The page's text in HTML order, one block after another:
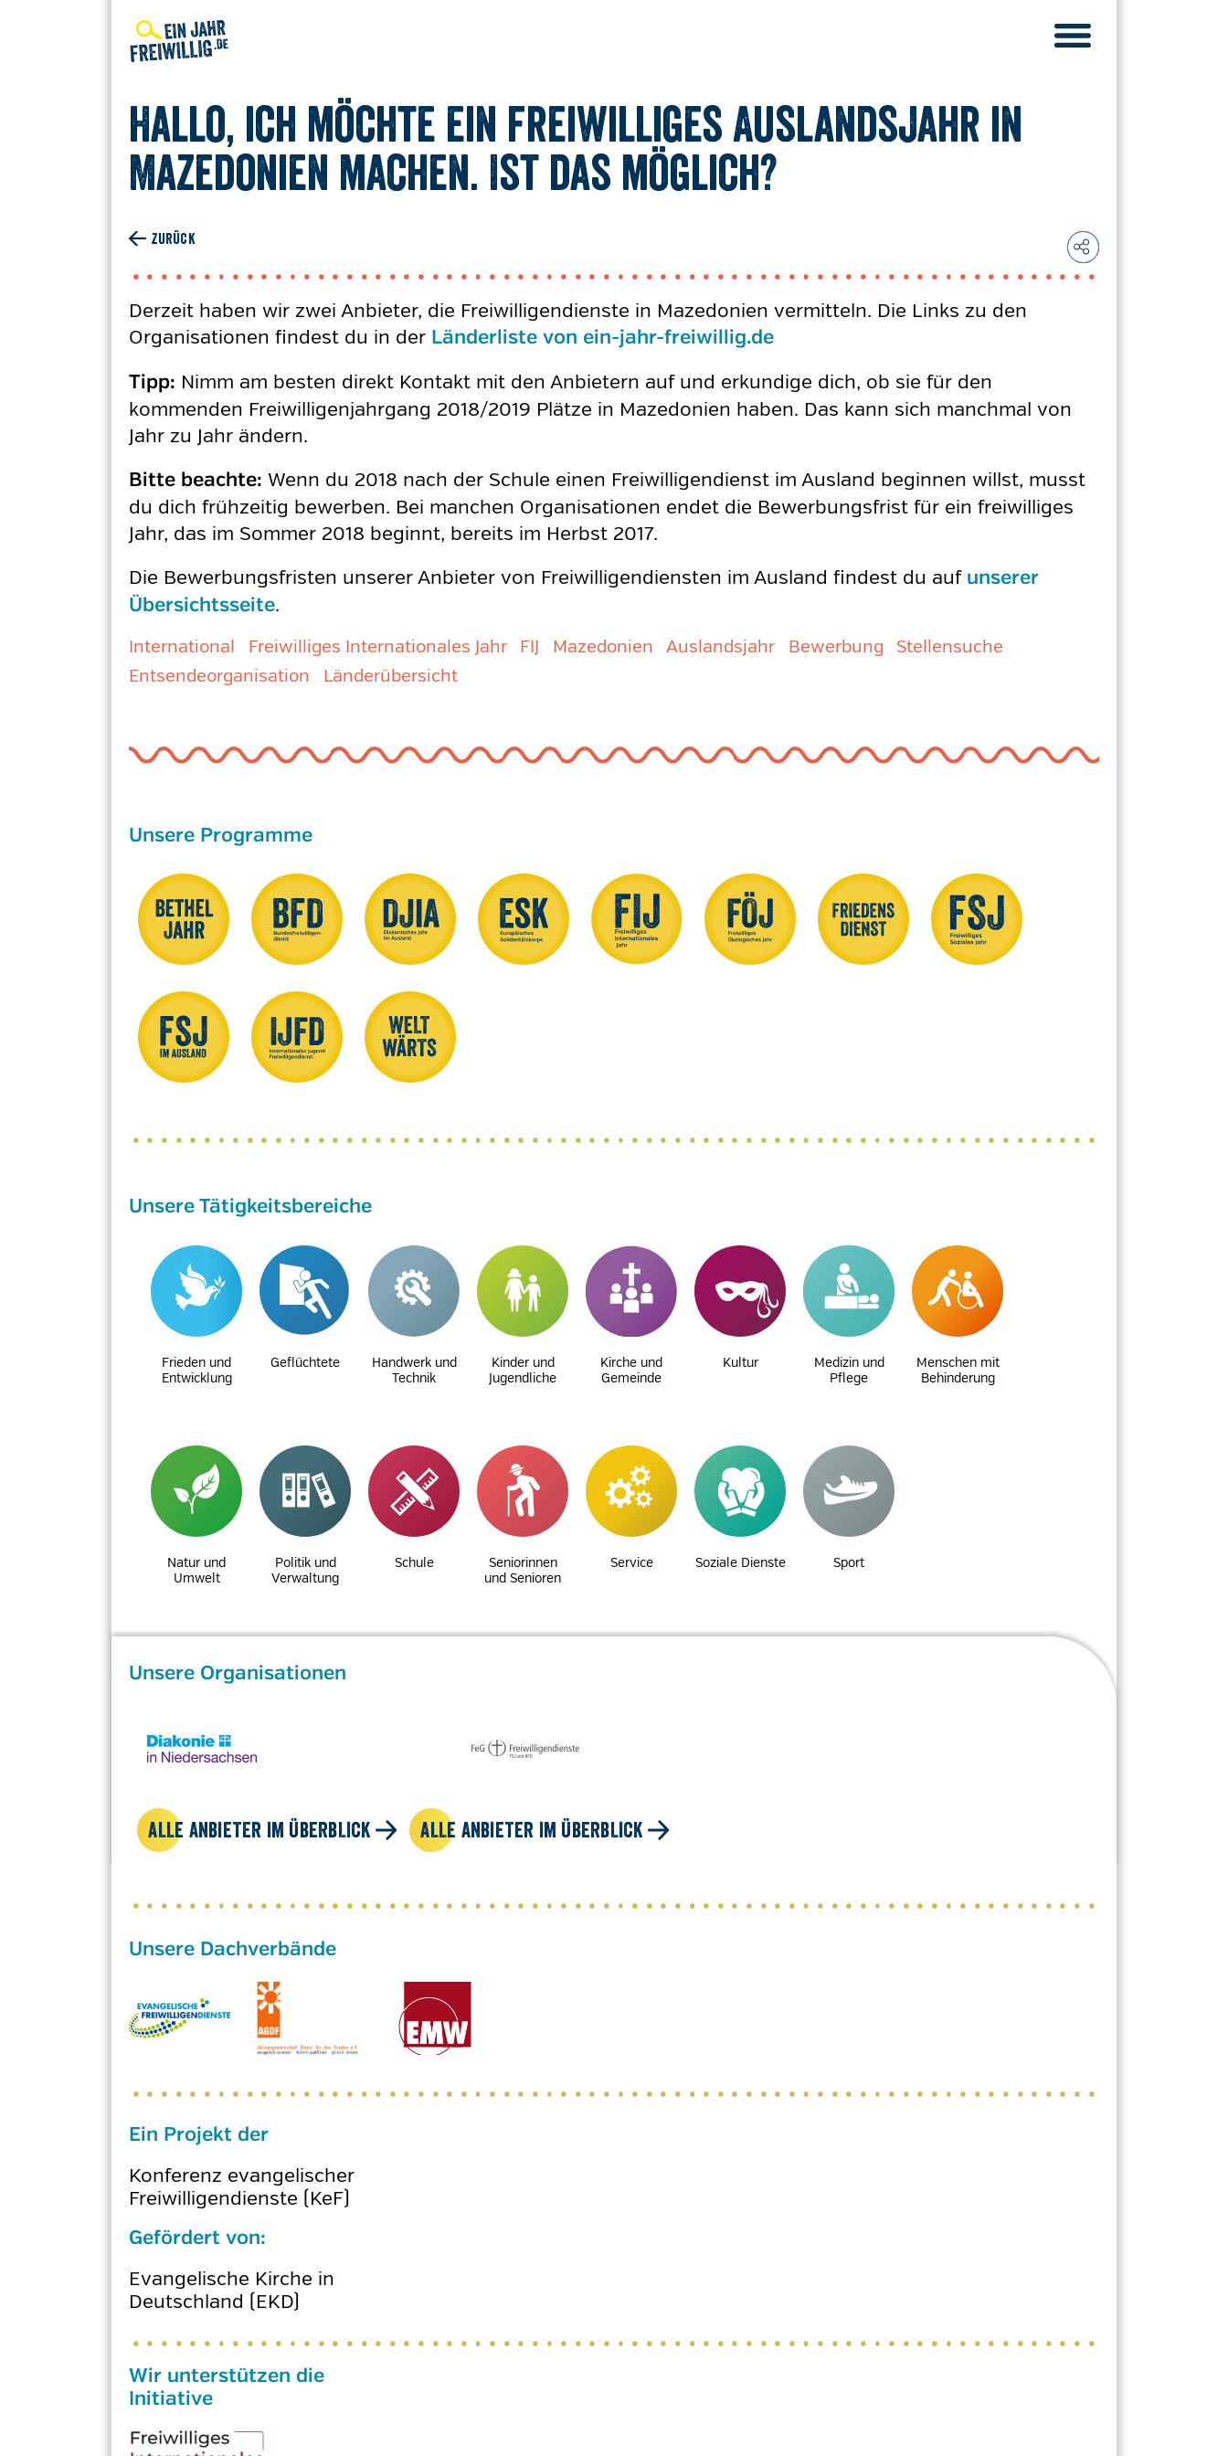
Hallo, ich möchte ein freiwilliges Auslandsjahr in
Mazedonien machen. Ist das möglich?
ZURÜCK
Derzeit haben wir zwei Anbieter, die Freiwilligendienste in Mazedonien vermitteln. Die Links zu den
Organisationen findest du in der Länderliste von ein-jahr-freiwillig.de
Tipp: Nimm am besten direkt Kontakt mit den Anbietern auf und erkundige dich, ob sie für den
kommenden Freiwilligenjahrgang 2018/2019 Plätze in Mazedonien haben. Das kann sich manchmal von
Jahr zu Jahr ändern.
Bitte beachte: Wenn du 2018 nach der Schule einen Freiwilligendienst im Ausland beginnen willst, musst
du dich frühzeitig bewerben. Bei manchen Organisationen endet die Bewerbungsfrist für ein freiwilliges
Jahr, das im Sommer 2018 beginnt, bereits im Herbst 2017.
Die Bewerbungsfristen unserer Anbieter von Freiwilligendiensten im Ausland findest du auf unserer
Übersichtsseite.
International Freiwilliges Internationales Jahr FIJ Mazedonien Auslandsjahr Bewerbung
Stellensuche
Entsendeorganisation
Länderübersicht
Unsere Programme
Unsere Tätigkeitsbereiche
Frieden und
Entwicklung
Geflüchtete
Handwerk und
Technik
Kinder und
Jugendliche
Kirche und
Gemeinde
Kultur
Medizin und
Pflege
Menschen mit
Behinderung
Natur und
Umwelt
Politik und
Verwaltung
Schule
Seniorinnen
und Senioren
Service Soziale Dienste Sport
Unsere Organisationen
ALLE ANBIETER IM ÜBERBLICK ALLE ANBIETER IM ÜBERBLICK
Ein Projekt der
Konferenz evangelischer
Freiwilligendienste (KeF)
Gefördert von:
Evangelische Kirche in
Deutschland (EKD)
Wir unterstützen die
Initiative